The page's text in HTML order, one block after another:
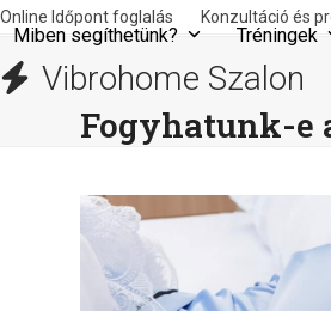
Skip
to
content
Online Időpont foglalás Konzultáció és
Vibrohome Szalon
Miben segíthetünk? Tréningek
Fogyhatunk-e